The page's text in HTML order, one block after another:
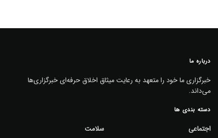
درباره ما
خبرگزاری ما خود را متعهد به رعایت میثاق اخلاق حرفه‌ای خبرگزاری‌ها
می‌داند.
دسته بندی ها
اجتماعی
سلامت